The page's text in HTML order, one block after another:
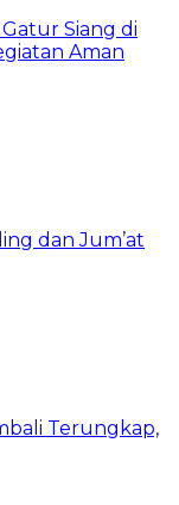
Siang di
Aman
dan Jum’at
Terungkap,